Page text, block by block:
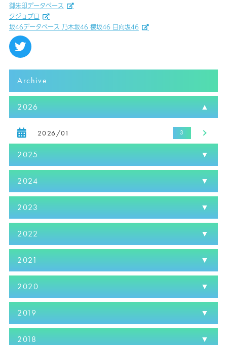
御朱印データベース
クジョブロ
坂46データベース 乃木坂46 櫻坂46 日向坂46
Archive
2026
2026/01
2025
2024
2023
2022
2021
2020
2019
2018